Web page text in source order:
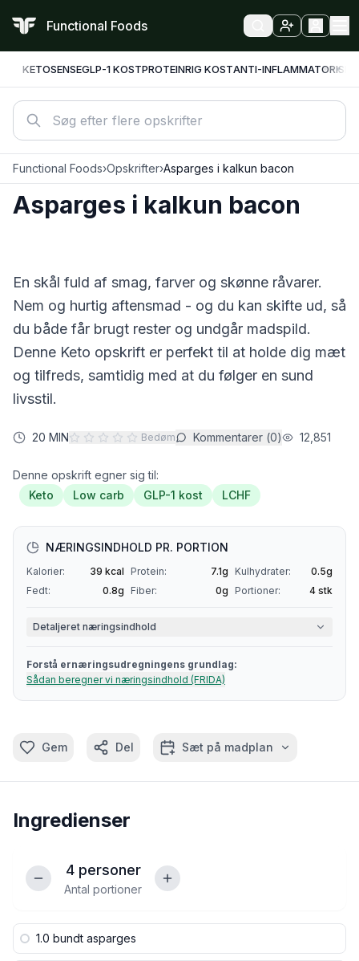
Functional Foods
KETOSENSEGLP-1 KOSTPROTEINRIG KOSTANTI-INFLAMMATORISK
Functional Foods›Opskrifter›Asparges i kalkun bacon
Asparges i kalkun bacon
En skål fuld af smag, farver og skønne råvarer.
Nem og hurtig aftensmad - og du kan skifte ud, så
du både får brugt rester og undgår madspild.
Denne Keto opskrift er perfekt til at holde dig mæt
og tilfreds, samtidig med at du følger en sund
livsstil.
20 MIN Bedøm Kommentarer (0) 12,851
Denne opskrift egner sig til:
Keto
Low carb GLP-1 kost LCHF
NÆRINGSINDHOLD PR. PORTION
Kalorier: 39 kcal Protein: 7.1g Kulhydrater: 0.5g
Fedt:
0.8g Fiber: 0g Portioner: 4 stk
Detaljeret næringsindhold
Forstå ernæringsudregningens grundlag:
Sådan beregner vi næringsindhold (FRIDA)
Gem Del Sæt på madplan
Ingredienser
4personer
Antal portioner
1.0 bundt asparges